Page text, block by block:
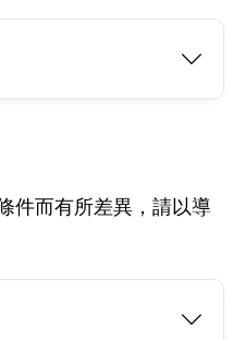
件而有所差異，請以導